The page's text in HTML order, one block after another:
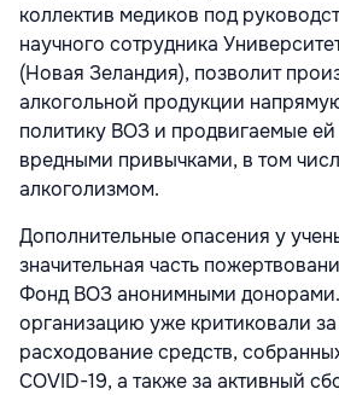
коллектив медиков под
научного сотрудника
(Новая Зеландия), позволит
алкогольной продукции
политику ВОЗ и продвигаемые
вредными привычками, в том
алкоголизмом.
Дополнительные опасения у
значительная часть
Фонд ВОЗ анонимными
организацию уже критиковали
расходование средств,
COVID-19, а также за активный